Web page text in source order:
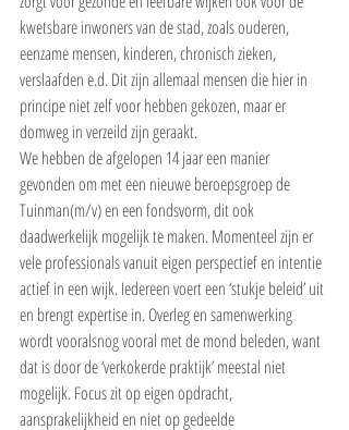
kwetsbare inwoners van de stad, zoals ouderen,
eenzame mensen, kinderen, chronisch zieken,
verslaafden e.d. Dit zijn allemaal mensen die hier in
principe niet zelf voor hebben gekozen, maar er
domweg in verzeild zijn geraakt.
We hebben de afgelopen 14 jaar een manier
gevonden om met een nieuwe beroepsgroep de
Tuinman(m/v) en een fondsvorm, dit ook
daadwerkelijk mogelijk te maken. Momenteel zijn er
vele professionals vanuit eigen perspectief en intentie
actief in een wijk. Iedereen voert een ‘stukje beleid’ uit
en brengt expertise in. Overleg en samenwerking
wordt vooralsnog vooral met de mond beleden, want
dat is door de ‘verkokerde praktijk’ meestal niet
mogelijk. Focus zit op eigen opdracht,
aansprakelijkheid en niet op gedeelde